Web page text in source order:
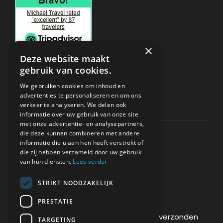
adembenemende natuurlijke landschap van
Zakynthos.
FOTO’S
ONDERSTEUNING
Privacy & Policy
Contact Channels
BETAAL VEILIG BIJ ONS
De betaling wordt versleuteld en veilig verzonden
×
Deze website maakt
gebruik van cookies.
We gebruiken cookies om inhoud en
advertenties te personaliseren en om ons
verkeer te analyseren. We delen ook
informatie over uw gebruik van onze site
met onze advertentie- en analysepartners,
die deze kunnen combineren met andere
informatie die u aan hen heeft verstrekt of
die zij hebben verzameld door uw gebruik
van hun diensten. Lees verder
STRIKT NOODZAKELIJK
PRESTATIE
TARGETING